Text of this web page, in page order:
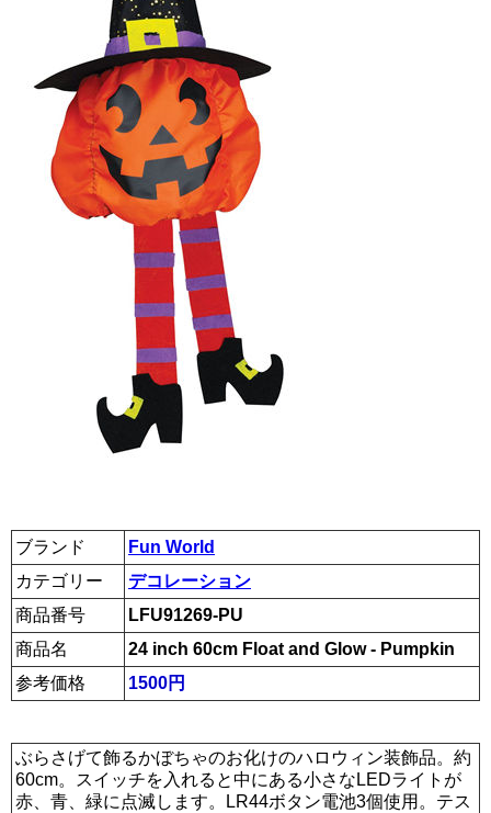
ブランド
Fun World
カテゴリー
デコレーション
商品番号
LFU91269-PU
商品名
24 inch 60cm Float and Glow - Pumpkin
参考価格
1500円
ぶらさげて飾るかぼちゃのお化けのハロウィン装飾品。約
60cm。スイッチを入れると中にある小さなLEDライトが
赤、青、緑に点滅します。LR44ボタン電池3個使用。テス